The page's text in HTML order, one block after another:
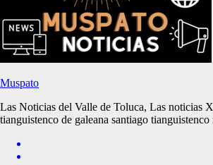
Muspato
Las Noticias del Valle de Toluca, Las noticias
tianguistenco de galeana santiago